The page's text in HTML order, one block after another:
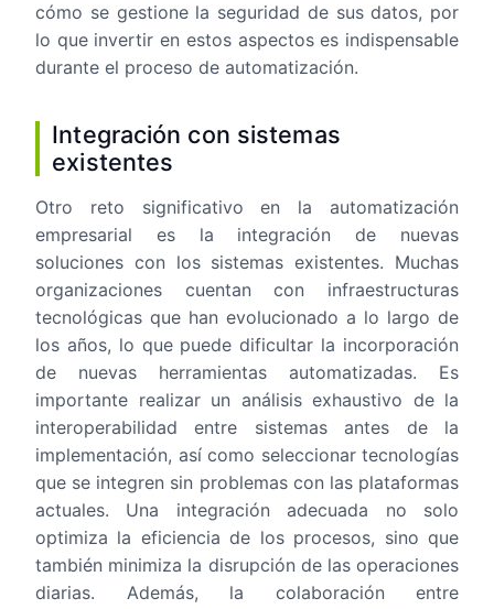
cómo se gestione la seguridad de sus datos, por
lo que invertir en estos aspectos es indispensable
durante el proceso de automatización.
Integración con sistemas
existentes
Otro reto significativo en la automatización
empresarial es la integración de nuevas
soluciones con los sistemas existentes. Muchas
organizaciones cuentan con infraestructuras
tecnológicas que han evolucionado a lo largo de
los años, lo que puede dificultar la incorporación
de nuevas herramientas automatizadas. Es
importante realizar un análisis exhaustivo de la
interoperabilidad entre sistemas antes de la
implementación, así como seleccionar tecnologías
que se integren sin problemas con las plataformas
actuales. Una integración adecuada no solo
optimiza la eficiencia de los procesos, sino que
también minimiza la disrupción de las operaciones
diarias. Además, la colaboración entre